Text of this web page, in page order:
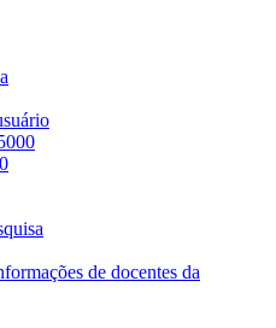
de docentes da